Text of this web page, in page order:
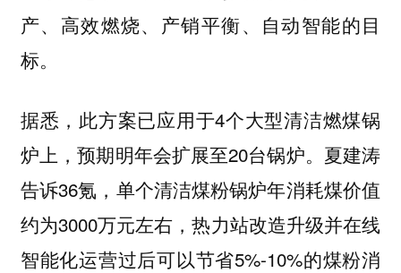
产、高效燃烧、产销平衡、自动智能的目
标。
据悉，此方案已应用于4个大型清洁燃煤锅
炉上，预期明年会扩展至20台锅炉。夏建涛
告诉36氪，单个清洁煤粉锅炉年消耗煤价值
约为3000万元左右，热力站改造升级并在线
智能化运营过后可以节省5%-10%的煤粉消